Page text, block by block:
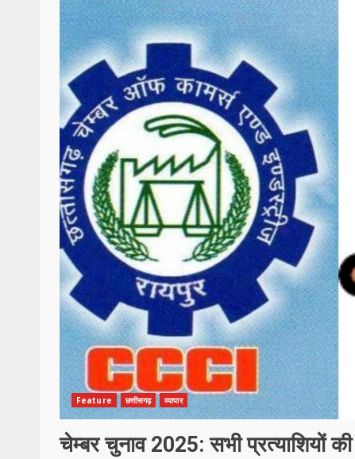
Feature छत्तीसगढ़ व्यापार
चेम्बर चुनाव 2025: सभी प्रत्याशियों